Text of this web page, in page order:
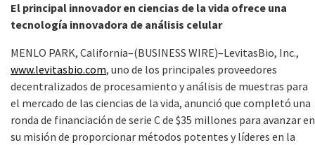
El principal innovador en ciencias de la vida ofrece una
tecnología innovadora de análisis celular
MENLO PARK, California–(BUSINESS WIRE)–LevitasBio, Inc.,
www.levitasbio.com, uno de los principales proveedores
decentralizados de procesamiento y análisis de muestras para
el mercado de las ciencias de la vida, anunció que completó una
ronda de financiación de serie C de $35 millones para avanzar en
su misión de proporcionar métodos potentes y líderes en la